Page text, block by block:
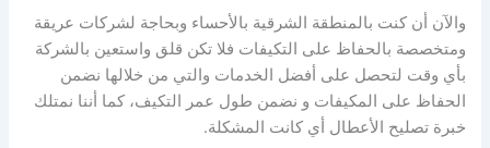
والآن أن كنت بالمنطقة الشرقية بالأحساء وبحاجة لشركات عريقة
ومتخصصة بالحفاظ على التكيفات فلا تكن قلق واستعين بالشركة
بأي وقت لتحصل على أفضل الخدمات والتي من خلالها نضمن
الحفاظ على المكيفات و نضمن طول عمر التكيف، كما أننا نمتلك
خبرة تصليح الأعطال أي كانت المشكلة.